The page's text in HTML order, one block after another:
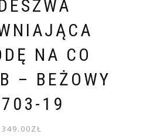
NA CO
– BEŻOWY
19
349.00ZŁ